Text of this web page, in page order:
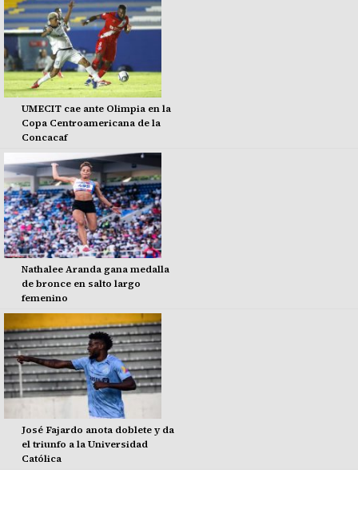
UMECIT cae ante Olimpia en la
Copa Centroamericana de la
Concacaf
Nathalee Aranda gana medalla
de bronce en salto largo
femenino
José Fajardo anota doblete y da
el triunfo a la Universidad
Católica